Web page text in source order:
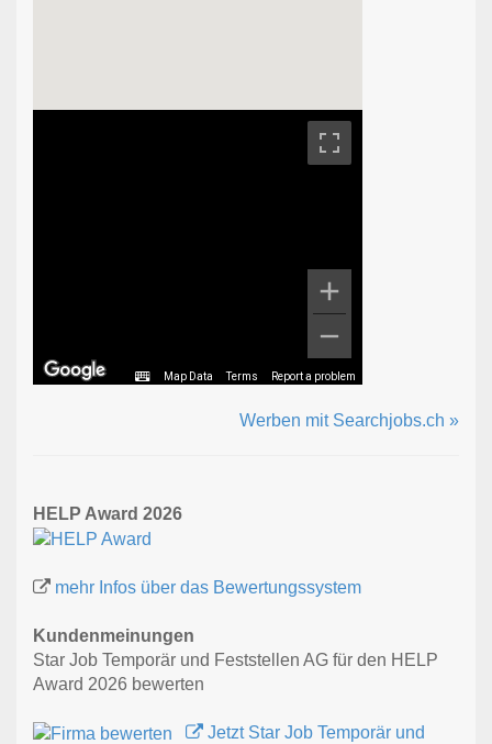
Map Data Terms Report a problem
Werben mit Searchjobs.ch »
HELP Award 2026
mehr Infos über das Bewertungssystem
Kundenmeinungen
Star Job Temporär und Feststellen AG für den HELP
Award 2026 bewerten
Jetzt Star Job Temporär und